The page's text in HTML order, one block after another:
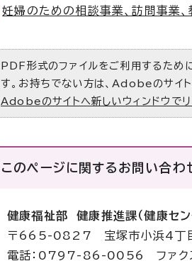
妊婦のための相談事業、訪問事業、
PDF形式のファイルをご利用するた
す。お持ちでない方は、Adobeのサイト
Adobeのサイトへ新しいウィンドウでリ
このページに関する お問い合わ
健康福祉部 健康推進課（健康セン
〒665-0827 宝塚市小浜4丁
電話：0797-86-0056 ファ